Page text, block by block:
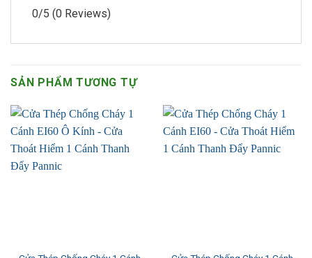
0/5 (0 Reviews)
SẢN PHẨM TƯƠNG TỰ